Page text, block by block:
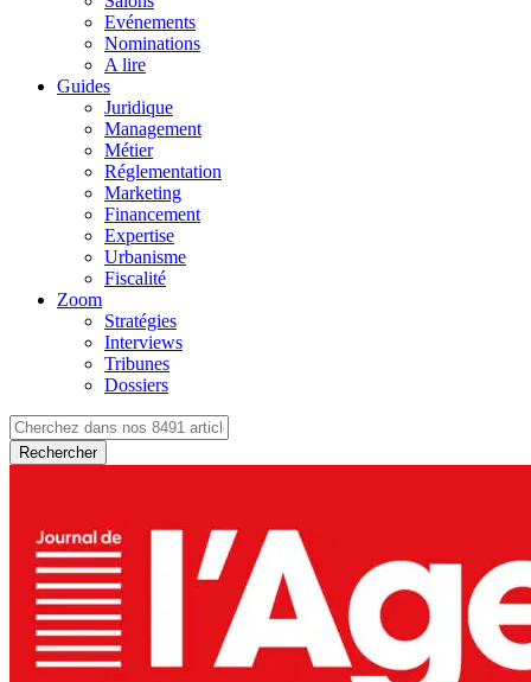
Evénements
Nominations
A lire
Guides
Juridique
Management
Métier
Réglementation
Marketing
Financement
Expertise
Urbanisme
Fiscalité
Zoom
Stratégies
Interviews
Tribunes
Dossiers
Rechercher